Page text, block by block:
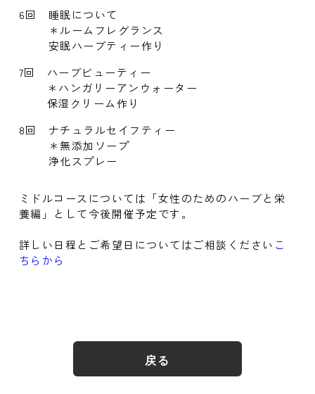
6回
睡眠について
＊ルームフレグランス
安眠ハーブティー作り
7回
ハーブビューティー
＊ハンガリーアンウォーター
保湿クリーム作り
8回
ナチュラルセイフティー
＊無添加ソープ
浄化スプレー
ミドルコースについては「女性のためのハーブと栄
養編」として今後開催予定です。
詳しい日程とご希望日についてはご相談ください こ
ちらから
戻る